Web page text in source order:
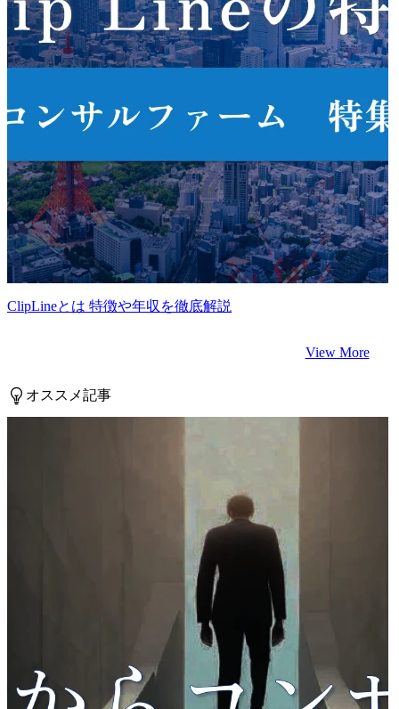
ClipLineとは 特徴や年収を徹底解説
View More
オススメ記事